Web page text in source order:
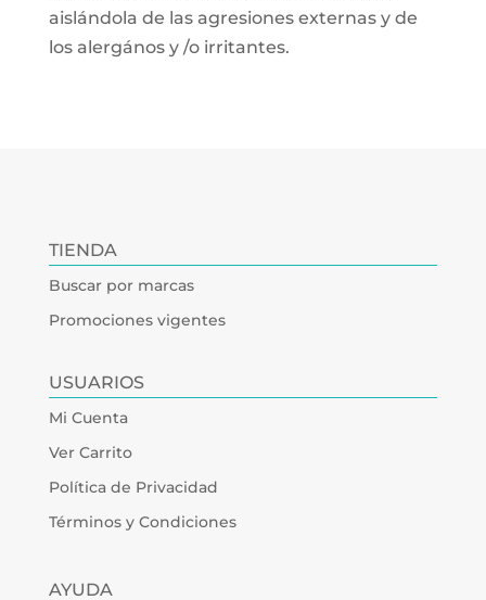
aislándola de las agresiones externas y de
los alergános y /o irritantes.
TIENDA
Buscar por marcas
Promociones vigentes
USUARIOS
Mi Cuenta
Ver Carrito
Política de Privacidad
Términos y Condiciones
AYUDA